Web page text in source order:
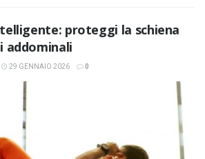
proteggi la schiena
addominali
29 GENNAIO 2026 0